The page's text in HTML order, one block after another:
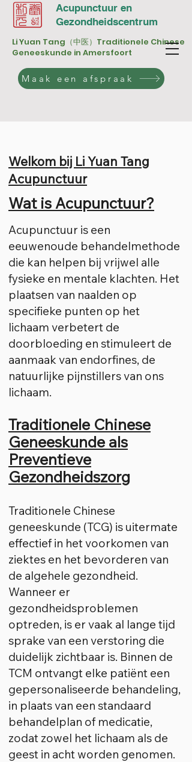
Li Yuan Tang（中医）Traditionele Chinese
Geneeskunde in Amersfoort
Acupunctuur en
Gezondheidscentrum
Maak een afspraak
Welkom bij Li Yuan Tang
Acupunctuur
Wat is Acupunctuur?
Acupunctuur is een
eeuwenoude behandelmethode
die kan helpen bij vrijwel alle
fysieke en mentale klachten. Het
plaatsen van naalden op
specifieke punten op het
lichaam verbetert de
doorbloeding en stimuleert de
aanmaak van endorfines, de
natuurlijke pijnstillers van ons
lichaam.
Traditionele Chinese
Geneeskunde als
Preventieve
Gezondheidszorg
Traditionele Chinese
geneeskunde (TCG) is uitermate
effectief in het voorkomen van
ziektes en het bevorderen van
de algehele gezondheid.
Wanneer er
gezondheidsproblemen
optreden, is er vaak al lange tijd
sprake van een verstoring die
duidelijk zichtbaar is. Binnen de
TCM ontvangt elke patiënt een
gepersonaliseerde behandeling,
in plaats van een standaard
behandelplan of medicatie,
zodat zowel het lichaam als de
geest in acht worden genomen.